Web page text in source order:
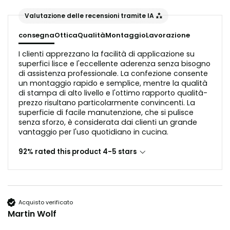
risultati ottimali. Piastrelle ondulate o trucioli di legno non
sono adatti in questo caso, poiché interferirebbero con la
polvere e grasso.
Valutazione delle recensioni tramite IA
consegnaOtticaQualitàMontaggioLavorazione
I clienti apprezzano la facilità di applicazione su
superfici lisce e l'eccellente aderenza senza bisogno
di assistenza professionale. La confezione consente
un montaggio rapido e semplice, mentre la qualità
di stampa di alto livello e l'ottimo rapporto qualità-
prezzo risultano particolarmente convincenti. La
superficie di facile manutenzione, che si pulisce
senza sforzo, è considerata dai clienti un grande
vantaggio per l'uso quotidiano in cucina.
92% rated this product 4-5 stars
Acquisto verificato
Martin Wolf